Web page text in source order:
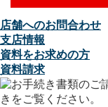
店舗へのお問合わせ
支店情報
資料をお求めの方
資料請求